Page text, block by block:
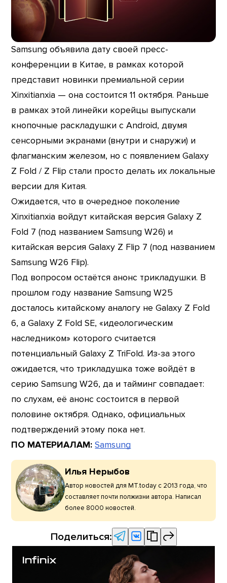
Samsung объявила дату своей пресс-
конференции в Китае, в рамках которой
представит новинки премиальной серии
Xinxitianxia — она состоится 11 октября. Раньше
в рамках этой линейки корейцы выпускали
кнопочные раскладушки с Android, двумя
сенсорными экранами (внутри и снаружи) и
флагманским железом, но с появлением Galaxy
Z Fold / Z Flip стали просто делать их локальные
версии для Китая.
Ожидается, что в очередное поколение
Xinxitianxia войдут китайская версия Galaxy Z
Fold 7 (под названием Samsung W26) и
китайская версия Galaxy Z Flip 7 (под названием
Samsung W26 Flip).
Под вопросом остаётся анонс трикладушки. В
прошлом году название Samsung W25
досталось китайскому аналогу не Galaxy Z Fold
6, а Galaxy Z Fold SE, «идеологическим
наследником» которого считается
потенциальный Galaxy Z TriFold. Из-за этого
ожидается, что трикладушка тоже войдёт в
серию Samsung W26, да и тайминг совпадает:
по слухам, её анонс состоится в первой
половине октября. Однако, официальных
подтверждений этому пока нет.
ПО МАТЕРИАЛАМ: Samsung
Илья Нерыбов
Автор новостей для MT.today с 2013 года, что
составляет почти полжизни автора. Написал
более 8000 новостей.
Поделиться: